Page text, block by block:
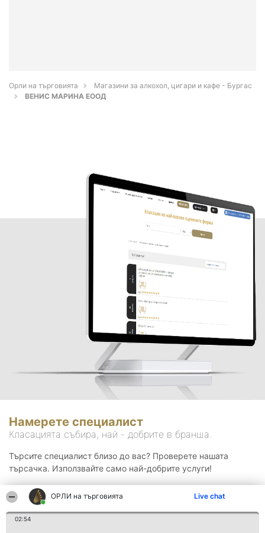
ОРЛИ на търговията Live chat
02:54
Орли на търговията
Магазини за алкохол, цигари и кафе - Бургас
ВЕНИС МАРИНА ЕООД
Намерете специалист
Класацията събира, най - добрите в бранша.
Търсите специалист близо до вас? Проверете нашата
търсачка. Използвайте само най-добрите услуги!